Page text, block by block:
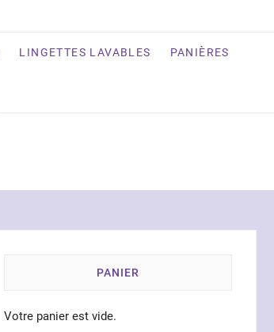
LINGETTES LAVABLES PANIÈRES
PANIER
Votre panier est vide.